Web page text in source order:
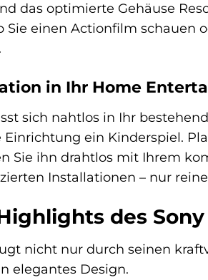
das optimierte Gehäuse
Sie einen Actionfilm schauen
in Ihr Home
sich nahtlos in Ihr
ein Kinderspiel.
Sie ihn drahtlos mit Ihrem
Installationen – nur
des Sony
nicht nur durch seinen
elegantes Design.